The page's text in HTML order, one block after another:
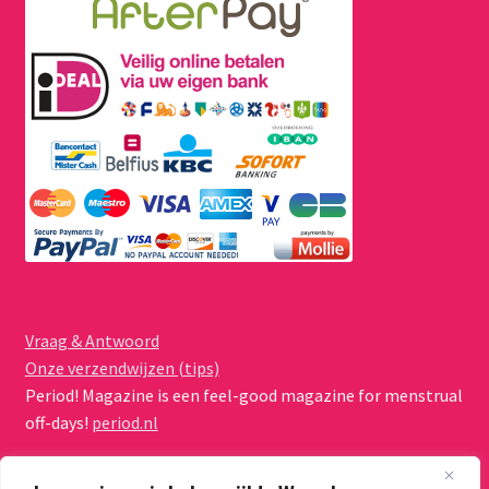
Vraag & Antwoord
Onze verzendwijzen (tips)
Period! Magazine is een feel-good magazine for menstrual
off-days! period.nl